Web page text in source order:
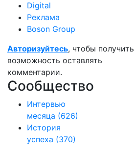
Digital
Реклама
Boson Group
Авторизуйтесь, чтобы получить
возможность оставлять
комментарии.
Сообщество
Интервью
месяца (626)
История
успеха (370)